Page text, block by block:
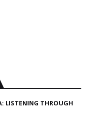
LISTENING THROUGH